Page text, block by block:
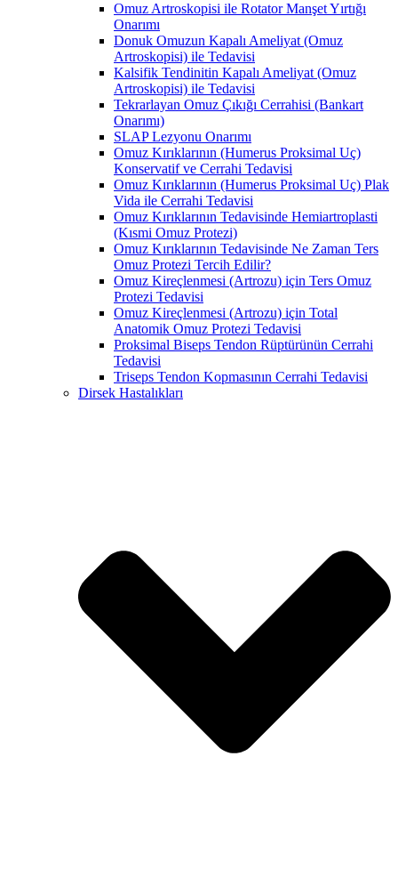
Omuz Artroskopisi ile Rotator Manşet Yırtığı
Onarımı
Donuk Omuzun Kapalı Ameliyat (Omuz
Artroskopisi) ile Tedavisi
Kalsifik Tendinitin Kapalı Ameliyat (Omuz
Artroskopisi) ile Tedavisi
Tekrarlayan Omuz Çıkığı Cerrahisi (Bankart
Onarımı)
SLAP Lezyonu Onarımı
Omuz Kırıklarının (Humerus Proksimal Uç)
Konservatif ve Cerrahi Tedavisi
Omuz Kırıklarının (Humerus Proksimal Uç) Plak
Vida ile Cerrahi Tedavisi
Omuz Kırıklarının Tedavisinde Hemiartroplasti
(Kısmi Omuz Protezi)
Omuz Kırıklarının Tedavisinde Ne Zaman Ters
Omuz Protezi Tercih Edilir?
Omuz Kireçlenmesi (Artrozu) için Ters Omuz
Protezi Tedavisi
Omuz Kireçlenmesi (Artrozu) için Total
Anatomik Omuz Protezi Tedavisi
Proksimal Biseps Tendon Rüptürünün Cerrahi
Tedavisi
Triseps Tendon Kopmasının Cerrahi Tedavisi
Dirsek Hastalıkları